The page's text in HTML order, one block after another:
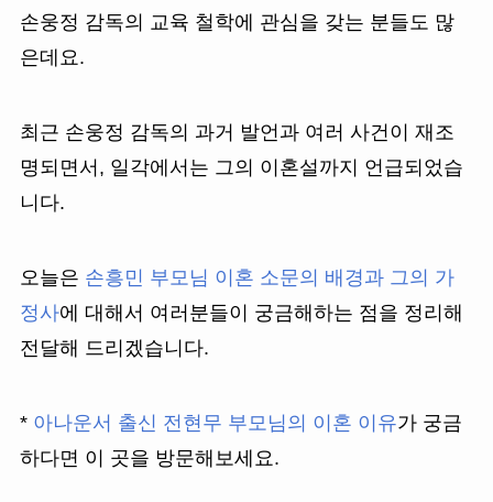
손웅정 감독의 교육 철학에 관심을 갖는 분들도 많
은데요.
최근 손웅정 감독의 과거 발언과 여러 사건이 재조
명되면서, 일각에서는 그의 이혼설까지 언급되었습
니다.
오늘은 손흥민 부모님 이혼 소문의 배경과 그의 가
정사에 대해서 여러분들이 궁금해하는 점을 정리해
전달해 드리겠습니다.
* 아나운서 출신 전현무 부모님의 이혼 이유가 궁금
하다면 이 곳을 방문해보세요.